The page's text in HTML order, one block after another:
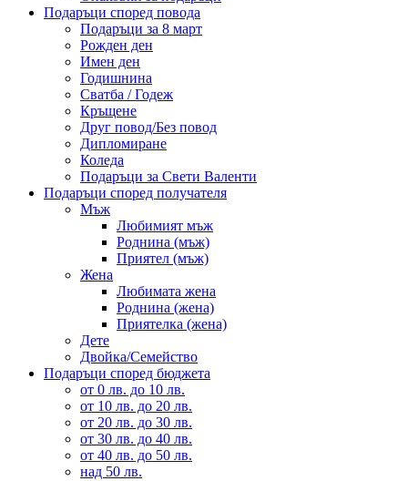
Подаръци според повода
Подаръци за 8 март
Рожден ден
Имен ден
Годишнина
Сватба / Годеж
Кръщене
Друг повод/Без повод
Дипломиране
Коледа
Подаръци за Свети Валенти
Подаръци според получателя
Мъж
Любимият мъж
Роднина (мъж)
Приятел (мъж)
Жена
Любимата жена
Роднина (жена)
Приятелка (жена)
Дете
Двойка/Семейство
Подаръци според бюджета
от 0 лв. до 10 лв.
от 10 лв. до 20 лв.
от 20 лв. до 30 лв.
от 30 лв. до 40 лв.
от 40 лв. до 50 лв.
над 50 лв.